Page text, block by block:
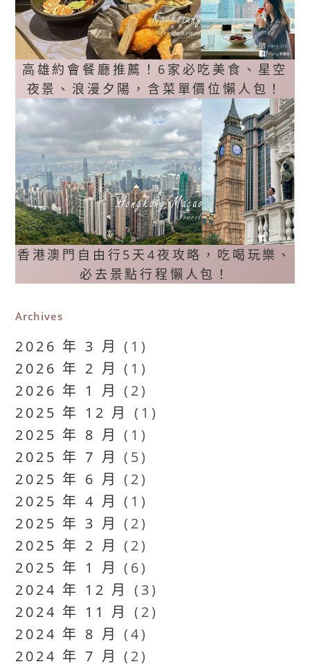
高雄約會餐廳推薦！6家必吃美食、星空
夜景、浪漫夕陽，含菜單價位懶人包！
香港澳門自由行5天4夜攻略，吃喝玩樂、
必去景點行程懶人包！
Archives
2026 年 3 月 (1)
2026 年 2 月 (1)
2026 年 1 月 (2)
2025 年 12 月 (1)
2025 年 8 月 (1)
2025 年 7 月 (5)
2025 年 6 月 (2)
2025 年 4 月 (1)
2025 年 3 月 (2)
2025 年 2 月 (2)
2025 年 1 月 (6)
2024 年 12 月 (3)
2024 年 11 月 (2)
2024 年 8 月 (4)
2024 年 7 月 (2)